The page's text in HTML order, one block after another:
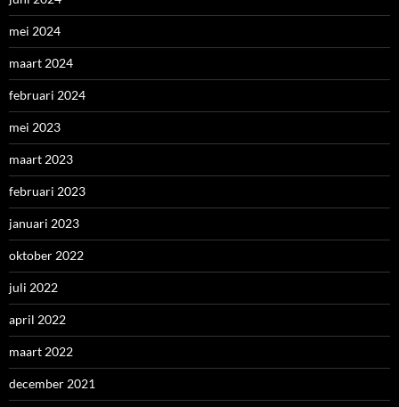
mei 2024
maart 2024
februari 2024
mei 2023
maart 2023
februari 2023
januari 2023
oktober 2022
juli 2022
april 2022
maart 2022
december 2021